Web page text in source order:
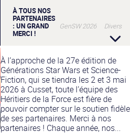
À TOUS NOS
PARTENAIRES
: UN GRAND
MERCI !
GenSW 2026 Divers
À l’approche de la 27e édition de
Générations Star Wars et Science-
Fiction, qui se tiendra les 2 et 3 mai
2026 à Cusset, toute l’équipe des
Héritiers de la Force est fière de
pouvoir compter sur le soutien fidèle
de ses partenaires. Merci à nos
partenaires ! Chaque année, nos...